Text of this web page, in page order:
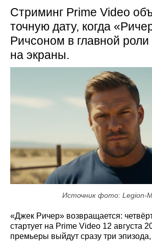
Стриминг Prime Video
точную дату, когда
Ричсоном в главной роли
на экраны.
Источник фото: Legion-
«Джек Ричер» возвращается:
стартует на Prime Video 12 августа
премьеры выйдут сразу три